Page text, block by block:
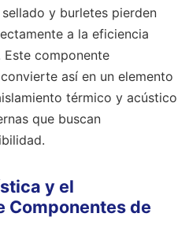
y burletes pierden
a la eficiencia
componente
así en un elemento
térmico y acústico
que buscan
y el
Componentes de